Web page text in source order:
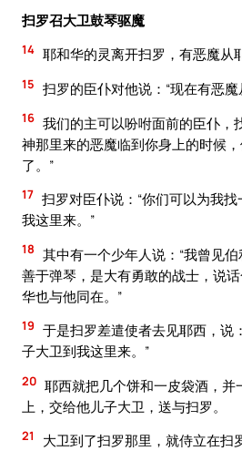
扫罗召大卫鼓琴驱魔
14 耶和华的灵离开扫罗，有恶魔从
15 扫罗的臣仆对他说：“现在有恶魔
16 我们的主可以吩咐面前的臣仆，
神那里来的恶魔临到你身上的时候
了。”
17 扫罗对臣仆说：“你们可以为我
我这里来。”
18 其中有一个少年人说：“我曾见
善于弹琴，是大有勇敢的战士，说
华也与他同在。”
19 于是扫罗差遣使者去见耶西，说
子大卫到我这里来。”
20 耶西就把几个饼和一皮袋酒，并
上，交给他儿子大卫，送与扫罗。
21
大卫到了扫罗那里，就侍立在扫